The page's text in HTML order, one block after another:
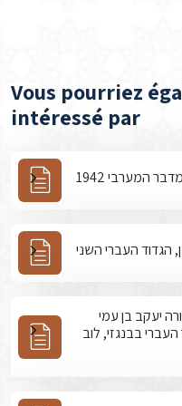
Vous pourriez
intéressé par
הגדוד העברי השני
יעקב בן עמי
בבנגזי, לוב